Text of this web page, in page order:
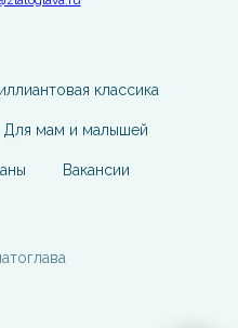
классика
Для мам и малышей
Вакансии